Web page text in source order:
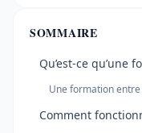
SOMMAIRE
Qu’est-ce qu’une
Une formation
Comment